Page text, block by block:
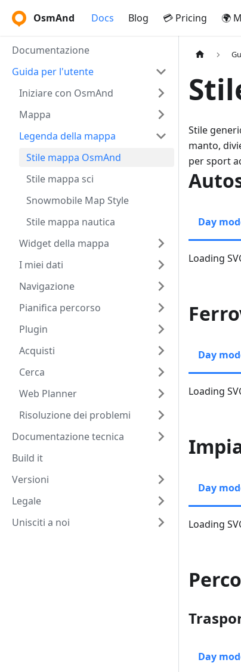
OsmAnd Docs Blog 💳 Pricing 🌍
Documentazione
Guida per l'utente
Iniziare con OsmAnd
Mappa
Legenda della mappa
Stile mappa OsmAnd
Stile mappa sci
Snowmobile Map Style
Stile mappa nautica
Widget della mappa
I miei dati
Navigazione
Pianifica percorso
Plugin
Acquisti
Cerca
Web Planner
Risoluzione dei problemi
Documentazione tecnica
Build it
Versioni
Legale
Unisciti a noi
Stile
manto,
per sport
Day
Loading
Day
Loading
Day
Loading
Day